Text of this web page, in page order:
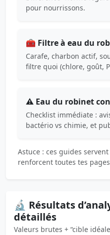
pour nourrissons.
🧰 Filtre à eau du
Carafe, charbon actif,
filtre quoi (chlore, goût,
⚠️ Eau du robinet
Checklist immédiate :
bactério vs chimie, et
Astuce : ces guides
renforcent toutes tes
🔬 Résultats
détaillés
Valeurs brutes + “cible